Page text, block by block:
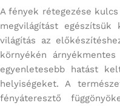
A fények rétegezése
megvilágítást
világítás az
környékén
egyenletesebb hatást
helyiségeket. A
fényáteresztő